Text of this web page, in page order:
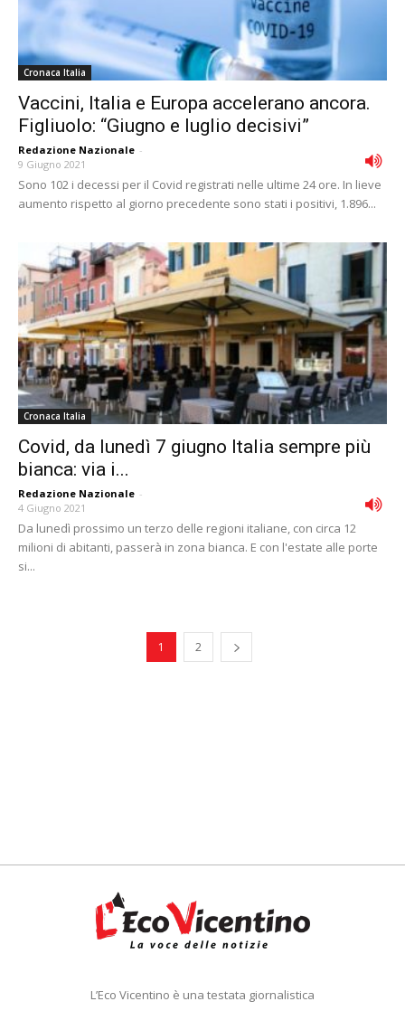
Cronaca Italia
Vaccini, Italia e Europa accelerano ancora.
Figliuolo: “Giugno e luglio decisivi”
Redazione Nazionale -
9 Giugno 2021
Sono 102 i decessi per il Covid registrati nelle ultime 24 ore. In lieve
aumento rispetto al giorno precedente sono stati i positivi, 1.896...
Cronaca Italia
Covid, da lunedì 7 giugno Italia sempre più
bianca: via i...
Redazione Nazionale -
4 Giugno 2021
Da lunedì prossimo un terzo delle regioni italiane, con circa 12
milioni di abitanti, passerà in zona bianca. E con l'estate alle porte
si...
1 2
L’Eco Vicentino è una testata giornalistica